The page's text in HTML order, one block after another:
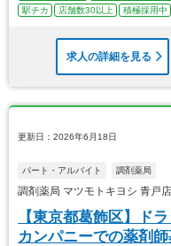
駅チカ
店舗数30以上 積極採用中
求人の詳細を見る
更新日：2026年6月18日
パート・アルバイト 調剤薬局
調剤薬局 マツモトキヨシ 青戸
【東京都葛飾区】ド
カンパニーでの薬剤